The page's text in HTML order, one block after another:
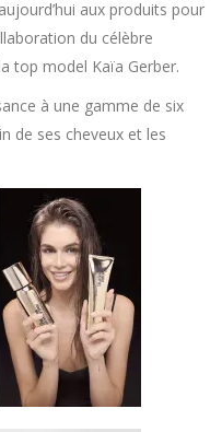
aux produits pour
du célèbre
top model Kaïa Gerber.
à une gamme de six
de ses cheveux et les